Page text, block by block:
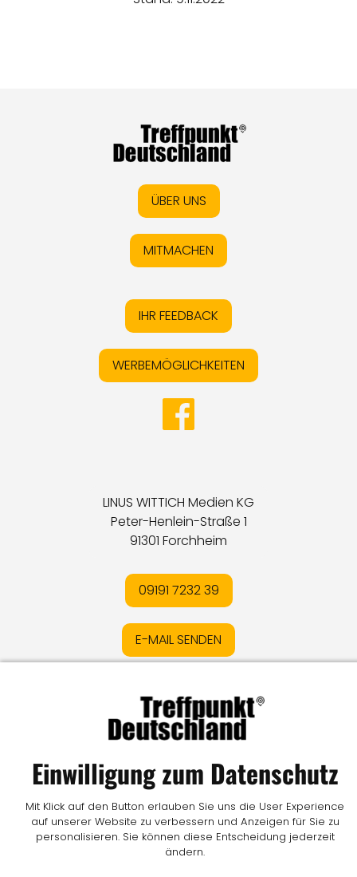
ÜBER UNS
MITMACHEN
IHR FEEDBACK
WERBEMÖGLICHKEITEN
LINUS WITTICH Medien KG
Peter-Henlein-Straße 1
91301 Forchheim
09191 7232 39
E-MAIL SENDEN
DatenschutzI
Online-Streitschlichtung
Mediadaten IKontakt I Vertrag widerrufen
© LW Medien GmbH
Einwilligung zum Datenschutz
Mit Klick auf den Button erlauben Sie uns die User Experience
auf unserer Website zu verbessern und Anzeigen für Sie zu
personalisieren. Sie können diese Entscheidung jederzeit
ändern.